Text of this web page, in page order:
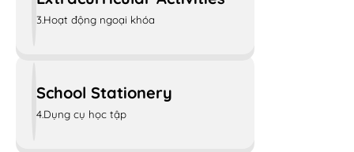
3.Hoạt động ngoại khóa
School Stationery
4.Dụng cụ học tập